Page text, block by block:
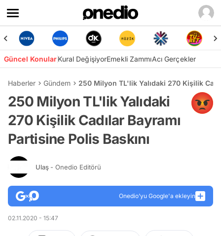
Güncel KonularKural DeğişiyorEmekli ZammıAcı Gerçekler
Haberler Gündem 250 Milyon TL'lik Yalıdaki 270 Kişilik
250 Milyon TL'lik Yalıdaki
270 Kişilik Cadılar Bayramı
Partisine Polis Baskını
Ulaş - Onedio Editörü
Onedio’yu Google'a ekleyin
02.11.2020 - 15:47